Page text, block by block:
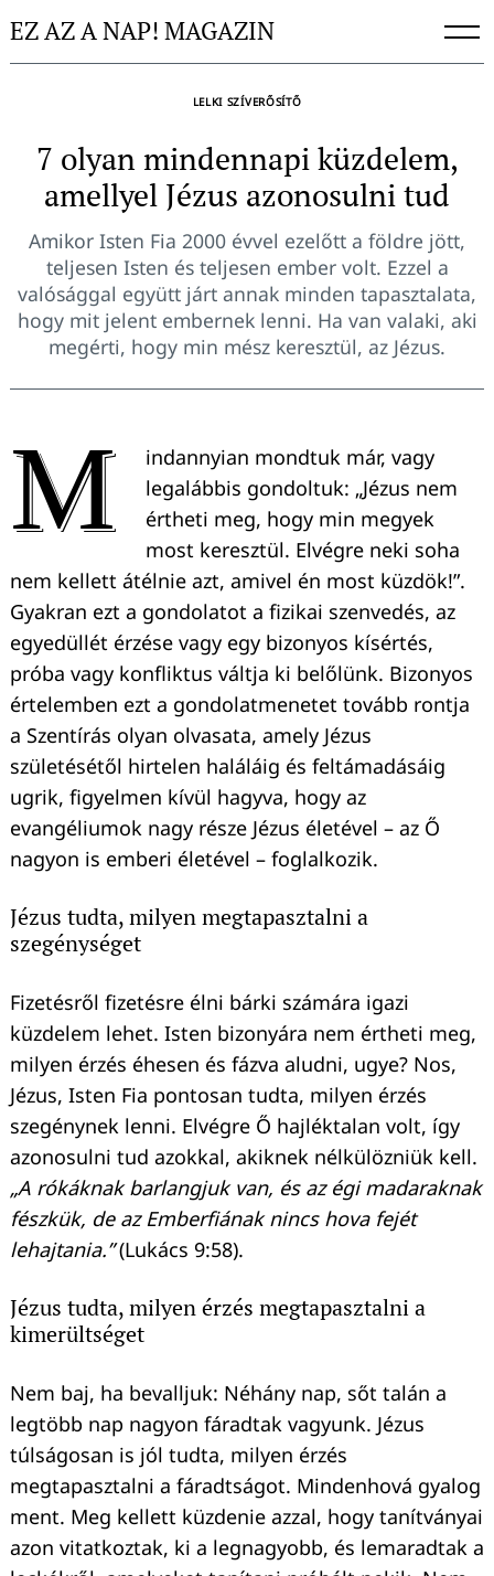
toEZ AZ A NAP! MAGAZIN
LELKI SZÍVERŐSÍTŐ
7 olyan mindennapi küzdelem,
amellyel Jézus azonosulni tud
Amikor Isten Fia 2000 évvel ezelőtt a földre jött,
teljesen Isten és teljesen ember volt. Ezzel a
valósággal együtt járt annak minden tapasztalata,
hogy mit jelent embernek lenni. Ha van valaki, aki
megérti, hogy min mész keresztül, az Jézus.
M
indannyian mondtuk már, vagy
legalábbis gondoltuk: „Jézus nem
értheti meg, hogy min megyek
most keresztül. Elvégre neki soha
nem kellett átélnie azt, amivel én most küzdök!”.
Gyakran ezt a gondolatot a fizikai szenvedés, az
egyedüllét érzése vagy egy bizonyos kísértés,
próba vagy konfliktus váltja ki belőlünk. Bizonyos
értelemben ezt a gondolatmenetet tovább rontja
a Szentírás olyan olvasata, amely Jézus
születésétől hirtelen haláláig és feltámadásáig
ugrik, figyelmen kívül hagyva, hogy az
evangéliumok nagy része Jézus életével – az Ő
nagyon is emberi életével – foglalkozik.
Jézus tudta, milyen megtapasztalni a
szegénységet
Fizetésről fizetésre élni bárki számára igazi
küzdelem lehet. Isten bizonyára nem értheti meg,
milyen érzés éhesen és fázva aludni, ugye? Nos,
Jézus, Isten Fia pontosan tudta, milyen érzés
szegénynek lenni. Elvégre Ő hajléktalan volt, így
azonosulni tud azokkal, akiknek nélkülözniük kell.
„A rókáknak barlangjuk van, és az égi madaraknak
fészkük, de az Emberfiának nincs hova fejét
lehajtania.”(Lukács 9:58).
Jézus tudta, milyen érzés megtapasztalni a
kimerültséget
Nem baj, ha bevalljuk: Néhány nap, sőt talán a
legtöbb nap nagyon fáradtak vagyunk. Jézus
túlságosan is jól tudta, milyen érzés
megtapasztalni a fáradtságot. Mindenhová gyalog
ment. Meg kellett küzdenie azzal, hogy tanítványai
azon vitatkoztak, ki a legnagyobb, és lemaradtak a